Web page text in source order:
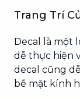
Trang Trí
Decal là một
dễ thực hiện
decal cũng
bề mặt kính